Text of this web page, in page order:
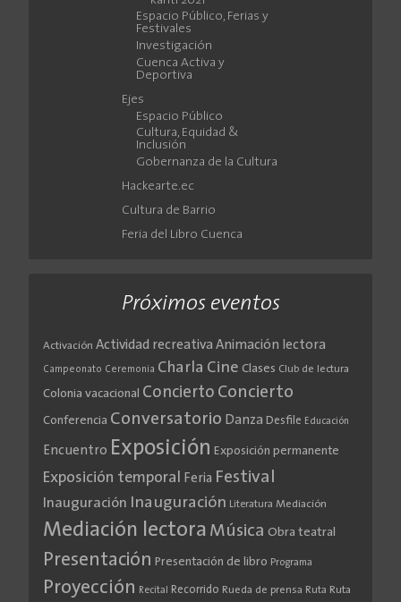
Espacio Público, Ferias y
Festivales
Investigación
Cuenca Activa y
Deportiva
Ejes
Espacio Público
Cultura, Equidad &
Inclusión
Gobernanza de la Cultura
Hackearte.ec
Cultura de Barrio
Feria del Libro Cuenca
Próximos eventos
Activación Actividad recreativa Animación lectora
Campeonato Ceremonia Charla Cine Clases Club de lectura
Colonia vacacional Concierto Concierto
Conferencia Conversatorio Danza Desfile Educación
Encuentro Exposición Exposición permanente
Exposición temporal Feria Festival
Inauguración Inauguración Literatura Mediación
Mediación lectora Música Obra teatral
Presentación Presentación de libro Programa
Proyección Recital Recorrido Rueda de prensa Ruta Ruta